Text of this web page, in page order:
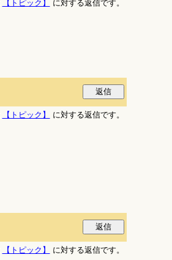
【トピック】 に対する返信です。
【トピック】 に対する返信です。
【トピック】 に対する返信です。